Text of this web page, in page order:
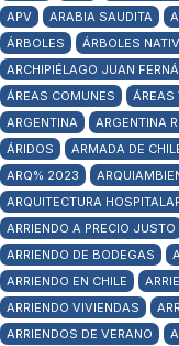
APV
ARABIA SAUDITA
ÁRBOLES
ÁRBOLES
ARCHIPIÉLAGO JUAN
ÁREAS COMUNES
ÁREAS
ARGENTINA
ARGENTINA
ÁRIDOS
ARMADA DE
ARQ% 2023
ARQUITECTURA
ARRIENDO A PRECIO JUSTO
ARRIENDO DE BODEGAS
ARRIENDO EN CHILE
ARRIENDO VIVIENDAS
ARRIENDOS DE VERANO